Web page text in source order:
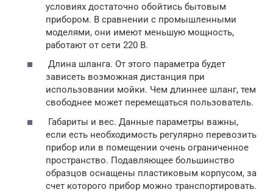
условиях достаточно обойтись бытовым
прибором. В сравнении с промышленными
моделями, они имеют меньшую мощность,
работают от сети 220 В.
Длина шланга. От этого параметра будет
зависеть возможная дистанция при
использовании мойки. Чем длиннее шланг, тем
свободнее может перемещаться пользователь.
Габариты и вес. Данные параметры важны,
если есть необходимость регулярно перевозить
прибор или в помещении очень ограниченное
пространство. Подавляющее большинство
образцов оснащены пластиковым корпусом, за
счет которого прибор можно транспортировать.